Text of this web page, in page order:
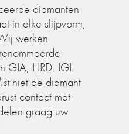
diamanten
in elke slijpvorm,
werken
GIA, HRD, IGI.
niet de diamant
contact met
graag uw